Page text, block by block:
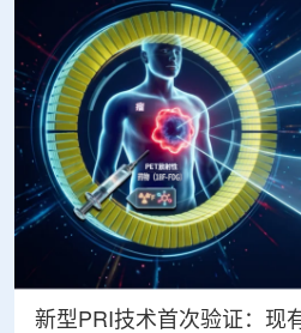
新型PRI技术首次验证：现